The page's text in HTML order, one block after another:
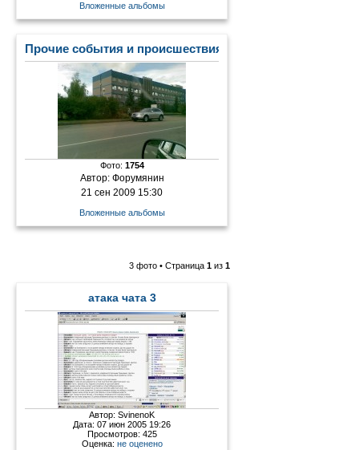
Вложенные альбомы
Прочие события и происшествия
Фото: 1754
Автор: Форумянин
21 сен 2009 15:30
Вложенные альбомы
3 фото • Страница 1 из 1
атака чата 3
Автор:SvinenoK
Дата: 07 июн 2005 19:26
Просмотров: 425
Оценка: не оценено